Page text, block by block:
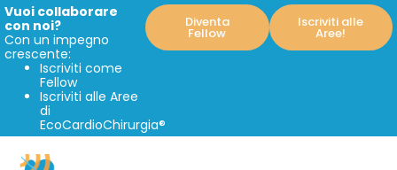
Vuoi collaborare
con noi?
Con un impegno
crescente:
Iscriviti come
Fellow
Iscriviti alle Aree
di
EcoCardioChirurgia®
Diventa
Fellow
Iscriviti alle
Aree!